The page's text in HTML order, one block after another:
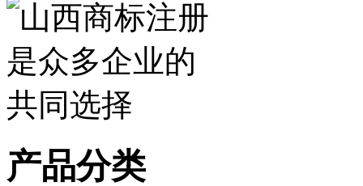
产品分类